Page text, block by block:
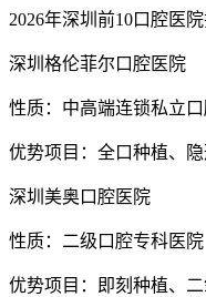
2026年深圳前10口腔医
深圳格伦菲尔口腔医院
性质：中高端连锁私立
优势项目：全口种植、
深圳美奥口腔医院
性质：二级口腔专科医
优势项目：即刻种植、